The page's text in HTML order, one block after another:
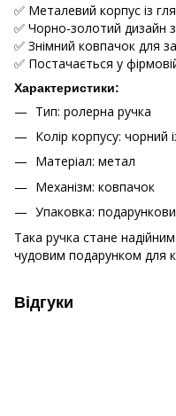
✅ Металевий корпус із
✅ Чорно-золотий дизайн
✅ Знімний ковпачок для
✅ Постачається у
Характеристики:
Тип: ролерна ручка
Колір корпусу:
Матеріал: метал
Механізм: ковпачок
Упаковка:
Така ручка стане
чудовим подарунком для
Відгуки